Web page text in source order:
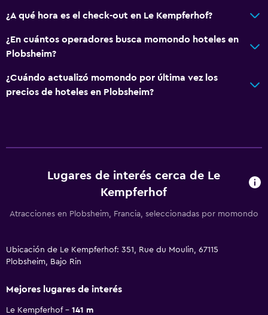
¿A qué hora es el check-out en Le Kempferhof?
¿En cuántos operadores busca momondo hoteles en
Plobsheim?
¿Cuándo actualizó momondo por última vez los
precios de hoteles en Plobsheim?
Lugares de interés cerca de Le
Kempferhof
Atracciones en Plobsheim, Francia, seleccionadas por momondo
Ubicación de Le Kempferhof: 351, Rue du Moulin, 67115
Plobsheim, Bajo Rin
Mejores lugares de interés
Le Kempferhof
141 m